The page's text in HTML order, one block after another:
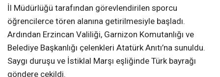
İl Müdürlüğü tarafından görevlendirilen sporcu
öğrencilerce tören alanına getirilmesiyle başladı.
Ardından Erzincan Valiliği, Garnizon Komutanlığı ve
Belediye Başkanlığı çelenkleri Atatürk Anıtı’na sunuldu.
Saygı duruşu ve İstiklal Marşı eşliğinde Türk bayrağı
göndere çekildi.